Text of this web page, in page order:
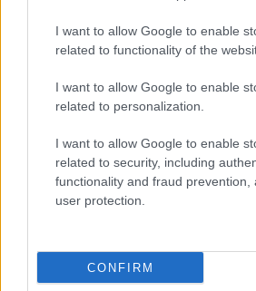
I want to allow Google to enable
related to functionality of the
I want to allow Google to enable
related to personalization.
I want to allow Google to enable
related to security, including
functionality and fraud prevention,
user protection.
CONFIRM
CHI SIAMO CONTATTI PUBBLICITÀ
OTTO CHANNEL
Iscritto al Registro degli Operatori di
© Riproduzione Riservata – Ne è
riproduzione parziale con citazione